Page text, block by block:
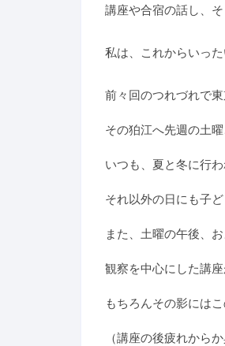
講座や合宿の話し、
私は、これからいっ
前々回のつれづれで
その狛江へ先週の土
いつも、夏と冬に行
それ以外の日にも子
また、土曜の午後、
観察を中心にした講
もちろんその影には
（講座の後疲れから